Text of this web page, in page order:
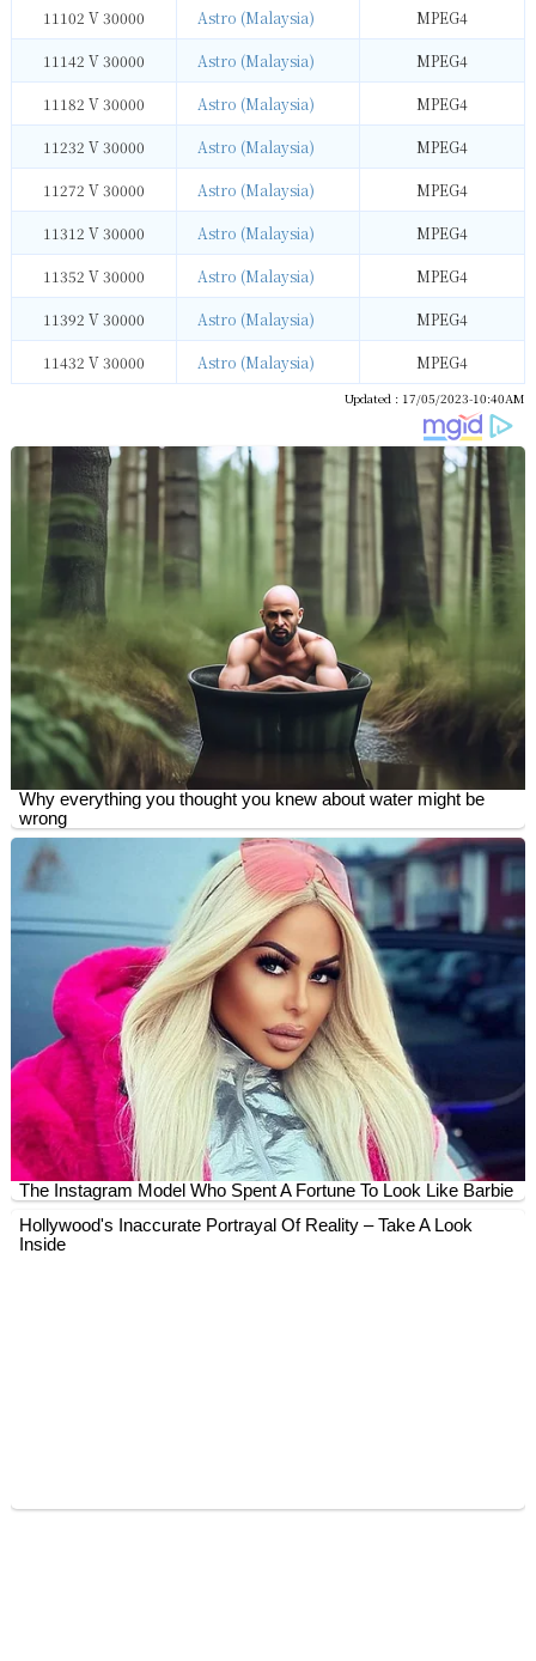
11102 V 30000 Astro (Malaysia) MPEG4
11142 V 30000 Astro (Malaysia) MPEG4
11182 V 30000 Astro (Malaysia) MPEG4
11232 V 30000 Astro (Malaysia) MPEG4
11272 V 30000 Astro (Malaysia) MPEG4
11312 V 30000 Astro (Malaysia) MPEG4
11352 V 30000 Astro (Malaysia) MPEG4
11392 V 30000 Astro (Malaysia) MPEG4
11432 V 30000 Astro (Malaysia) MPEG4
Updated : 17/05/2023-10:40AM